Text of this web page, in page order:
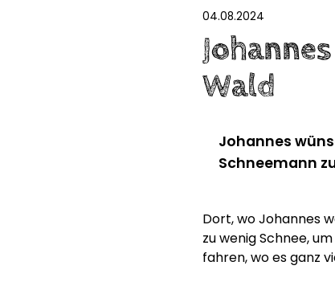
04.08.2024
Wald
Johannes
Schneemann
Dort, wo Johannes
zu wenig Schnee,
fahren, wo es ganz